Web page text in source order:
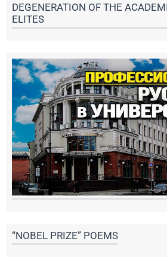
DEGENERATION OF THE
ELITES
“NOBEL PRIZE” POEMS